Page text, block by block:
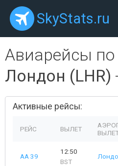
SkyStats.ru
Авиарейсы
Лондон (LHR)
Активные рейсы:
РЕЙС ВЫЛЕТ
AA 39
12:50
BST